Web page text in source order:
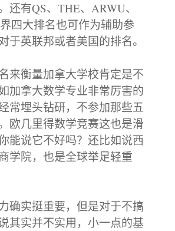
还有QS、THE、ARWU、
四大排名也可作为辅助参
于英联邦或者美国的排名。
来衡量加拿大学校肯定是不
加拿大数学专业非常厉害的
常埋头钻研，不参加那些五
欧几里得数学竞赛这也是滑
能说它不好吗？还比如说西
学院，也是全球举足轻重
确实挺重要，但是对于不搞
其实并不实用，小一点的基